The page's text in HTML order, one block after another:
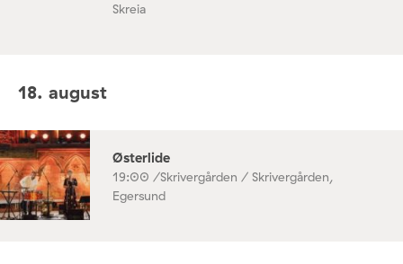
Skreia
18. august
Østerlide
19:00 /Skrivergården / Skrivergården,
Egersund